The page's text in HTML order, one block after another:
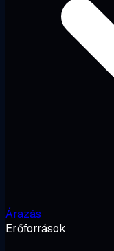
Árazás
Erőforrások